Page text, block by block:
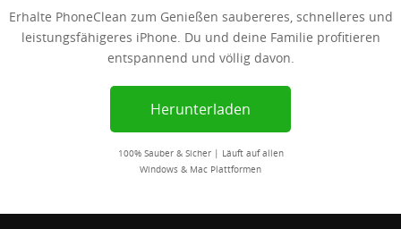
Erhalte PhoneClean zum Genießen saubereres, schnelleres und
leistungsfähigeres iPhone. Du und deine Familie profitieren
entspannend und völlig davon.
Herunterladen
100% Sauber & Sicher | Läuft auf allen
Windows & Mac Plattformen